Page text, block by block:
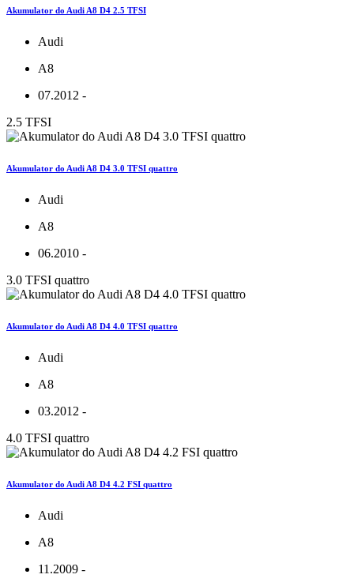
Akumulator do Audi A8 D4 2.5 TFSI
Audi
A8
07.2012 -
2.5 TFSI
Akumulator do Audi A8 D4 3.0 TFSI quattro
Audi
A8
06.2010 -
3.0 TFSI quattro
Akumulator do Audi A8 D4 4.0 TFSI quattro
Audi
A8
03.2012 -
4.0 TFSI quattro
Akumulator do Audi A8 D4 4.2 FSI quattro
Audi
A8
11.2009 -